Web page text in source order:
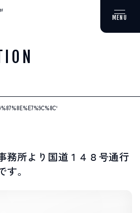
務所より国道１４８号通行
。